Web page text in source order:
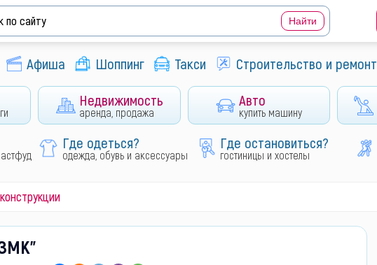
Афиша Шоппинг Такси Строительство и ремонт
Недвижимость
аренда, продажа
Авто
купить машину
Где одеться?
одежда, обувь и аксессуары
Где остановиться?
гостиницы и хостелы